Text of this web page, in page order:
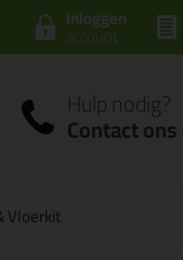
Inloggen
account
Hulp nodig?
Contact ons
Vloerkit